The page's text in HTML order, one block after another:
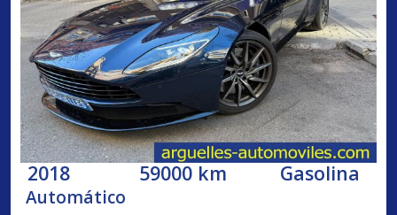
2018 59000 km Gasolina
Automático